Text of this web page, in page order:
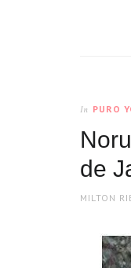
In PURO
de
AUTHOR
MILTON